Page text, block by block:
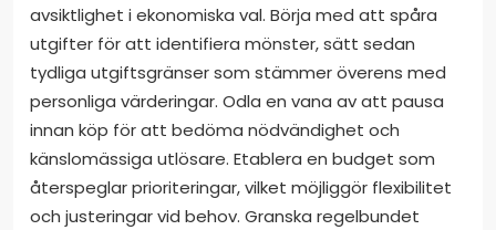
avsiktlighet i ekonomiska val. Börja med att spåra
utgifter för att identifiera mönster, sätt sedan
tydliga utgiftsgränser som stämmer överens med
personliga värderingar. Odla en vana av att pausa
innan köp för att bedöma nödvändighet och
känslomässiga utlösare. Etablera en budget som
återspeglar prioriteringar, vilket möjliggör flexibilitet
och justeringar vid behov. Granska regelbundet